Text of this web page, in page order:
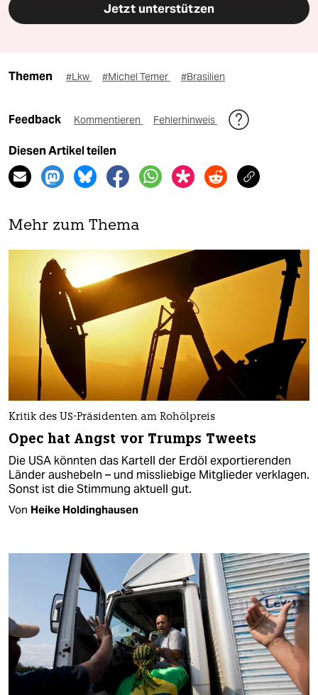
Jetzt unterstützen
Themen #Lkw #Michel Temer #Brasilien
Feedback Kommentieren Fehlerhinweis
Diesen Artikel teilen
Mehr zum Thema
Kritik des US-Präsidenten am Rohölpreis
Opec hat Angst vor Trumps Tweets
Die USA könnten das Kartell der Erdöl exportierenden
Länder aushebeln – und missliebige Mitglieder verklagen.
Sonst ist die Stimmung aktuell gut.
Von Heike Holdinghausen